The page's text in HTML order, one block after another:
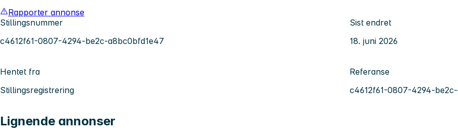
Rapporter annonse
Stillingsnummer
c4612f61-0807-4294-be2c-a8bc0bfd1e47
Sist endret
18. juni 2026
Hentet fra
Stillingsregistrering
Referanse
c4612f61-0807-4294-
Lignende annonser